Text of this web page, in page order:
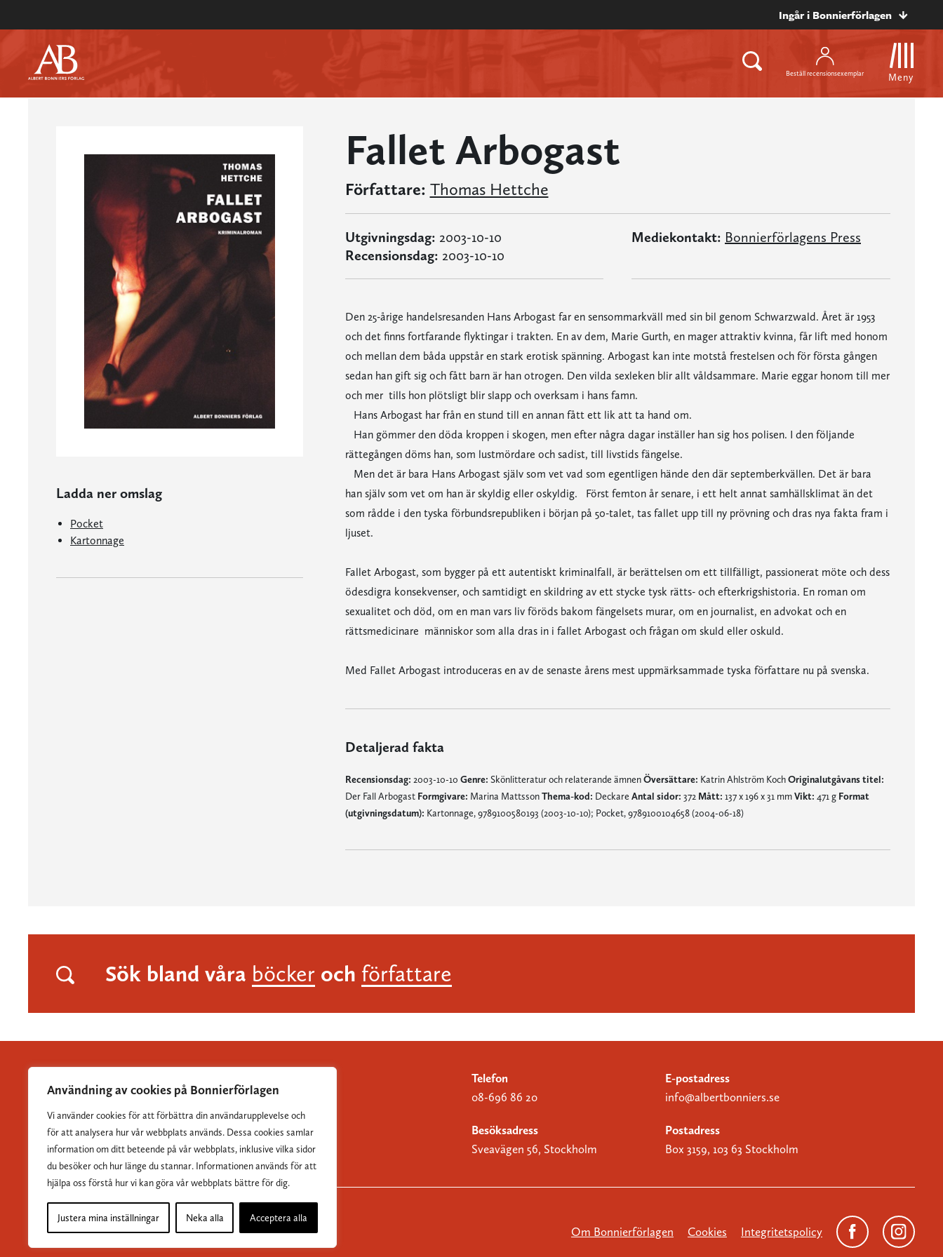
Användning av cookies på Bonnierförlagen
Vi använder cookies för att förbättra din användarupplevelse och
för att analysera hur vår webbplats används. Dessa cookies samlar
information om ditt beteende på vår webbplats, inklusive vilka sidor
du besöker och hur länge du stannar. Informationen används för att
hjälpa oss förstå hur vi kan göra vår webbplats bättre för dig.
Justera mina inställningar Neka alla Acceptera alla
Ingår i Bonnierförlagen
Beställ recensionsexemplar Meny
Ladda ner omslag
Pocket
Kartonnage
Fallet Arbogast
Författare: Thomas Hettche
Utgivningsdag: 2003-10-10
Recensionsdag: 2003-10-10
Mediekontakt: Bonnierförlagens Press
Den 25-årige handelsresanden Hans Arbogast far en sensommarkväll med sin bil genom Schwarzwald. Året är 1953
och det finns fortfarande flyktingar i trakten. En av dem, Marie Gurth, en mager attraktiv kvinna, får lift med honom
och mellan dem båda uppstår en stark erotisk spänning. Arbogast kan inte motstå frestelsen och för första gången
sedan han gift sig och fått barn är han otrogen. Den vilda sexleken blir allt våldsammare. Marie eggar honom till mer
och mer  tills hon plötsligt blir slapp och overksam i hans famn.
Hans Arbogast har från en stund till en annan fått ett lik att ta hand om.
Han gömmer den döda kroppen i skogen, men efter några dagar inställer han sig hos polisen. I den följande
rättegången döms han, som lustmördare och sadist, till livstids fängelse.
Men det är bara Hans Arbogast själv som vet vad som egentligen hände den där septemberkvällen. Det är bara
han själv som vet om han är skyldig eller oskyldig. Först femton år senare, i ett helt annat samhällsklimat än det
som rådde i den tyska förbundsrepubliken i början på 50-talet, tas fallet upp till ny prövning och dras nya fakta fram i
ljuset.
Fallet Arbogast, som bygger på ett autentiskt kriminalfall, är berättelsen om ett tillfälligt, passionerat möte och dess
ödesdigra konsekvenser, och samtidigt en skildring av ett stycke tysk rätts- och efterkrigshistoria. En roman om
sexualitet och död, om en man vars liv föröds bakom fängelsets murar, om en journalist, en advokat och en
rättsmedicinare  människor som alla dras in i fallet Arbogast och frågan om skuld eller oskuld.
Med Fallet Arbogast introduceras en av de senaste årens mest uppmärksammade tyska författare nu på svenska.
Detaljerad fakta
Recensionsdag: 2003-10-10 Genre: Skönlitteratur och relaterande ämnenÖversättare: Katrin Ahlström KochOriginalutgåvans titel:
Der Fall Arbogast Formgivare: Marina MattssonThema-kod: Deckare Antal sidor: 372 Mått: 137 x 196 x 31 mmVikt: 471 g Format
(utgivningsdatum): Kartonnage, 9789100580193 (2003-10-10); Pocket, 9789100104658 (2004-06-18)
Sök bland våra böcker och författare
Albert Bonniers Förlag grundades 1837 och är Sveriges
största skönlitterära förlag.
Telefon
08-696 86 20
E-postadress
info@albertbonniers.se
Besöksadress
Sveavägen 56, Stockholm
Postadress
Box 3159, 103 63 Stockholm
Om Bonnierförlagen Cookies Integritetspolicy